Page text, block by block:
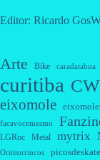
Editor: Ricardo
Arte Bike caradatabua
curitiba
eixomole
facavocemesmo
LGRoc Metal mytrix
Ornitorrincos picosdeskate